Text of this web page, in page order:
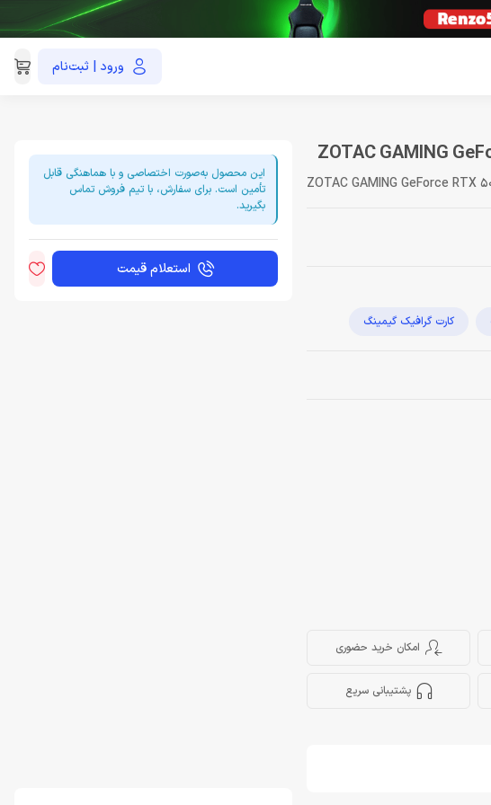
ورود | ثبت‌نام021-91035390
ZOTAC GAMING GeForce RTX
کارت گرافیک گیمینگ
امکان خرید حضوری
پشتیبانی سریع
این محصول به‌صورت اختصاصی و با هماهنگی قابل
تأمین است. برای سفارش، با تیم فروش تماس
بگیرید.
استعلام قیمت